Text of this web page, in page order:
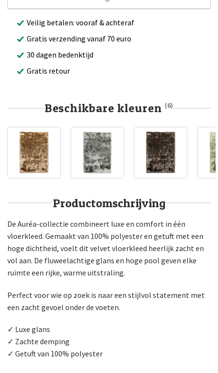
Veilig betalen: vooraf & achteraf
Gratis verzending vanaf 70 euro
30 dagen bedenktijd
Gratis retour
Beschikbare kleuren (6)
Productomschrijving
De Auréa-collectie combineert luxe en comfort in één
vloerkleed. Gemaakt van 100% polyester en getuft met een
hoge dichtheid, voelt dit velvet vloerkleed heerlijk zacht en
vol aan. De fluweelachtige glans en hoge pool geven elke
ruimte een rijke, warme uitstraling.
Perfect voor wie op zoek is naar een stijlvol statement met
een zacht gevoel onder de voeten.
✓ Luxe glans
✓ Zachte demping
✓ Getuft van 100% polyester